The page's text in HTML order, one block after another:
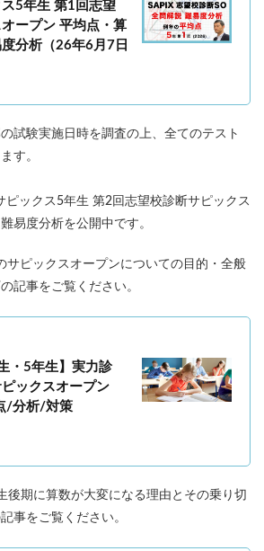
ス5年生 第1回志望
ープン 平均点・算
分析（26年6月7日
試験実施日時を調査の上、全てのテスト
す。
ピックス5年生 第2回志望校診断サピックス
易度分析を公開中です。
サピックスオープンについての目的・全般
記事をご覧ください。
・5年生】実力診
ックスオープン
/分析/対策
後期に算数が大変になる理由とその乗り切
事をご覧ください。
存版 学習法記事 テスト速報
コベツバradio（音声コンテンツ）
いての話
ン 土曜特訓
テスト 四谷大塚合不合判定テスト
定テスト 新学年(1月〜2月)
熱量
検索